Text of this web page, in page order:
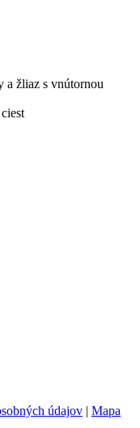
a žliaz s vnútornou
údajov | Mapa